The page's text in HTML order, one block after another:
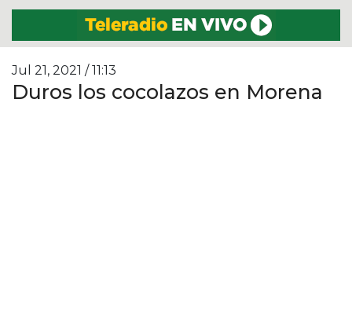
Jul 21, 2021 / 11:13
Duros los cocolazos en Morena